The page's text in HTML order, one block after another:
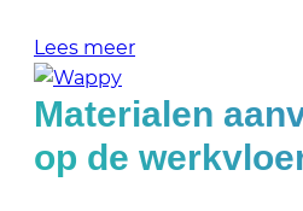
Lees meer
Materialen
op de